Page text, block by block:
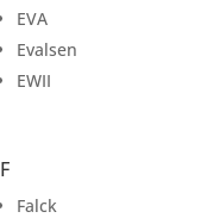
EVA
Evalsen
EWII
F
Falck